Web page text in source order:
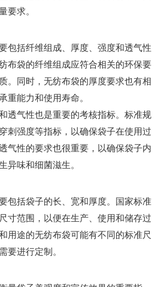
要求。
包括纤维组成、厚度、强度和透气性
布袋的纤维组成应符合相关的环保要
。同时，无纺布袋的厚度要求也有相
重能力和使用寿命。
透气性也是重要的考核指标。标准规
刺强度等指标，以确保袋子在使用过
气性的要求也很重要，以确保袋子内
异味和细菌滋生。
包括袋子的长、宽和厚度。国家标准
寸范围，以便在生产、使用和储存过
用途的无纺布袋可能有不同的标准尺
要进行定制。